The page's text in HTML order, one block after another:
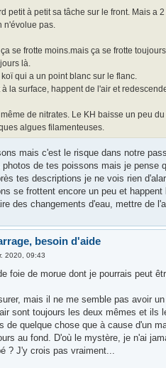
petit à petit sa tâche sur le front. Mais a
n'évolue pas.
se frotte moins.mais ça se frotte
là.
qui a un point blanc sur le flanc.
la surface, happent de l'air et
de nitrates. Le KH baisse un peu
algues filamenteuses.
mais c'est le risque dans notre
de tes poissons mais je pense
tes descriptions je ne vois rien
se frottent encore un peu et
des changements d'eau, mettre de
besoin d'aide
2020, 09:43
foie de morue dont je pourrais peut
mais il ne me semble pas avoir
sont toujours les deux mêmes et
de quelque chose que à cause d'un
au fond. D'où le mystère, je n'ai
? J'y crois pas vraiment...